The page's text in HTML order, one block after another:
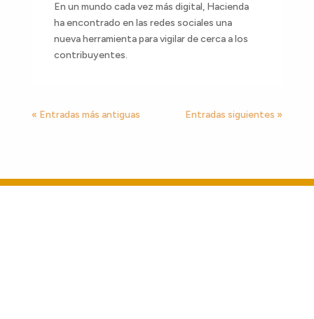
En un mundo cada vez más digital, Hacienda
ha encontrado en las redes sociales una
nueva herramienta para vigilar de cerca a los
contribuyentes.
« Entradas más antiguas Entradas siguientes »